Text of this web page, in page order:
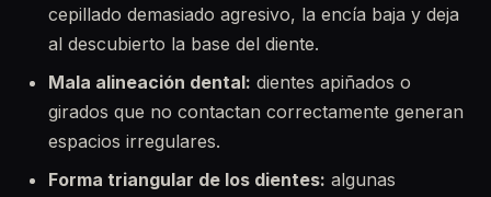
cepillado demasiado agresivo, la encía baja y deja
al descubierto la base del diente.
Mala alineación dental: dientes apiñados o
girados que no contactan correctamente generan
espacios irregulares.
Forma triangular de los dientes: algunas